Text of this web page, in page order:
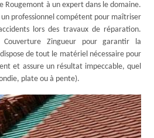
Rougemont à un expert dans le domaine.
professionnel compétent pour maîtriser
lors des travaux de réparation.
Zingueur pour garantir la
de tout le matériel nécessaire pour
et assure un résultat impeccable, quel
plate ou à pente).